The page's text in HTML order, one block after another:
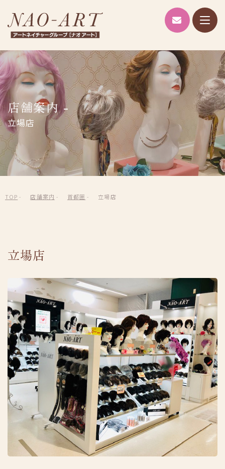
NAO-
ブランド紹介
NAO-ART
Alicia lulu
RIS
ヘッドスパ
AIシミュレーション
店舗案内
採用情報
プライバシーポリシー
TEL.0120-287-738
受付時間 10:00-18:00 [ 土・日除く ]
店舗案内 -
立場店
TOP 店舗案内 首都圏 立場店
立場店